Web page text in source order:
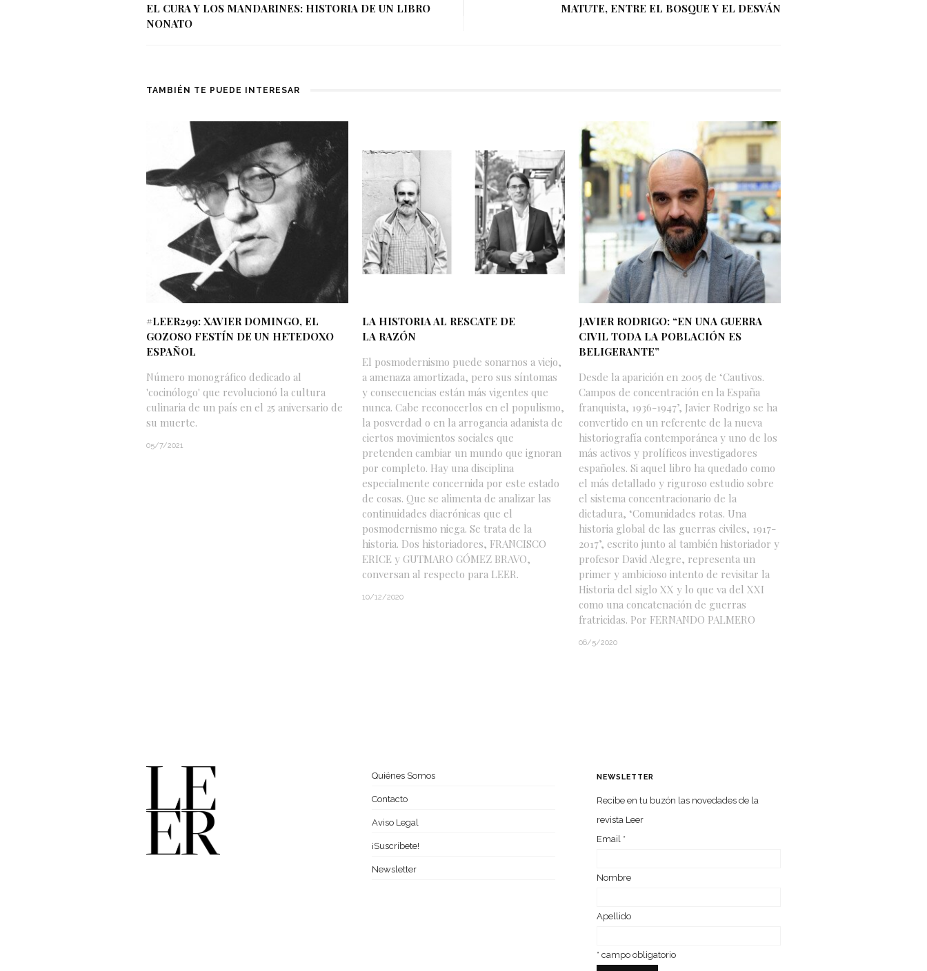
EL CURA Y LOS MANDARINES: HISTORIA DE UN LIBRO
NONATO
MATUTE, ENTRE EL BOSQUE Y EL DESVÁN
TAMBIÉN TE PUEDE INTERESAR
#LEER299: XAVIER DOMINGO, EL
GOZOSO FESTÍN DE UN HETEDOXO
ESPAÑOL
Número monográfico dedicado al
'cocinólogo' que revolucionó la cultura
culinaria de un país en el 25 aniversario de
su muerte.
05/7/2021
LA HISTORIA AL RESCATE DE
LA RAZÓN
El posmodernismo puede sonarnos a viejo,
a amenaza amortizada, pero sus síntomas
y consecuencias están más vigentes que
nunca. Cabe reconocerlos en el populismo,
la posverdad o en la arrogancia adanista de
ciertos movimientos sociales que
pretenden cambiar un mundo que ignoran
por completo. Hay una disciplina
especialmente concernida por este estado
de cosas. Que se alimenta de analizar las
continuidades diacrónicas que el
posmodernismo niega. Se trata de la
historia. Dos historiadores, FRANCISCO
ERICE y GUTMARO GÓMEZ BRAVO,
conversan al respecto para LEER.
10/12/2020
JAVIER RODRIGO: “EN UNA GUERRA
CIVIL TODA LA POBLACIÓN ES
BELIGERANTE”
Desde la aparición en 2005 de ‘Cautivos.
Campos de concentración en la España
franquista, 1936-1947’, Javier Rodrigo se ha
convertido en un referente de la nueva
historiografía contemporánea y uno de los
más activos y prolíficos investigadores
españoles. Si aquel libro ha quedado como
el más detallado y riguroso estudio sobre
el sistema concentracionario de la
dictadura, ‘Comunidades rotas. Una
historia global de las guerras civiles, 1917-
2017’, escrito junto al también historiador y
profesor David Alegre, representa un
primer y ambicioso intento de revisitar la
Historia del siglo XX y lo que va del XXI
como una concatenación de guerras
fratricidas. Por FERNANDO PALMERO
06/5/2020
Quiénes Somos
Contacto
Aviso Legal
¡Suscríbete!
Newsletter
NEWSLETTER
Recibe en tu buzón las nove­da­des de la
revista Leer
Email *
Nom­bre
Ape­llido
* campo obligatorio